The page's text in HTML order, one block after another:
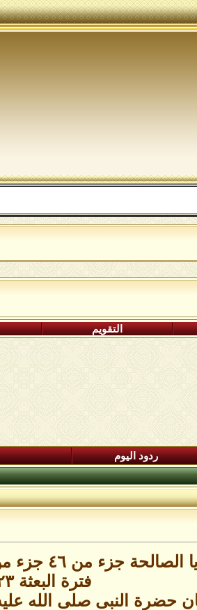
التقويم
ردود اليوم
جزء من ٤٦ جزء من النبوة ، لماذا ٤٦ تحديدا
فترة البعثة ٢٣ سنة